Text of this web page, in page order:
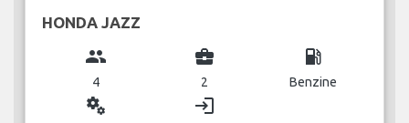
HONDA JAZZ
group
4
business_center
2
local_gas_station
Benzine
miscellaneous_services login